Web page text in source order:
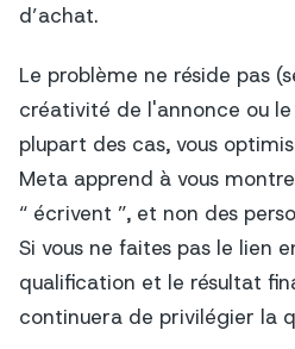
d’achat.
Le problème ne réside pas
créativité de l'annonce ou le
plupart des cas, vous
Meta apprend à vous
“ écrivent ”, et non des
Si vous ne faites pas le lien
qualification et le résultat
continuera de privilégier la